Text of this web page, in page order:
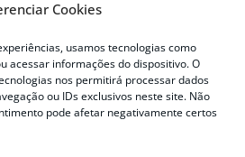
Cookies
usamos tecnologias como
acessar informações do dispositivo. O
nos permitirá processar dados
ou IDs exclusivos neste site. Não
pode afetar negativamente certos
Santa Catarina